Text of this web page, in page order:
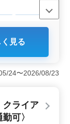
派遣社員
経験豊富な
ランクがあ
方々のご指
料駐車場も
少なく、ワ
見る
24〜2026/08/23
クライア
可〉